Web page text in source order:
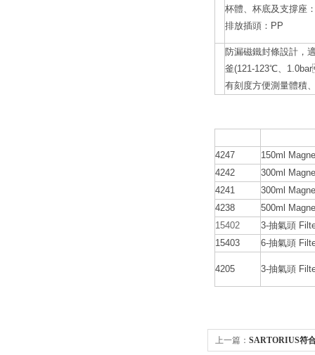
杯體、杯底及支撐座
排放插頭：PP
防漏磁鐵封條設計，
釜(121-123℃、
有刻度方便測量體積
4247
150ml
4242
300ml
4241
300ml
4238
500ml
15402
3-抽氣頭
15403
6-抽氣頭
4205 3-抽氣頭
上一篇： SARTORIUS符